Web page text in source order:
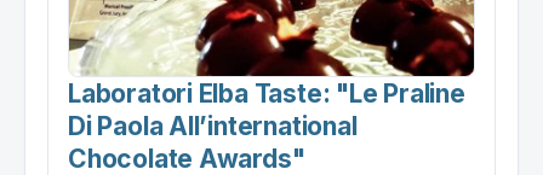
Laboratori Elba Taste: "le Praline
Di Paola All’international
Chocolate Awards"